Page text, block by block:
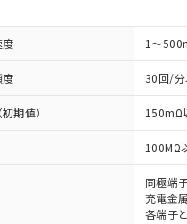
1～
30回/分
期値） 150mΩ
100MΩ
同極端
充電金
各端子
対応済み：EU RoHS指令（
有に対応した製品が提供可能
予定：EU RoHS指令（10物
に対応した製品に切り替える予
応予定なし：EU RoHS指令（